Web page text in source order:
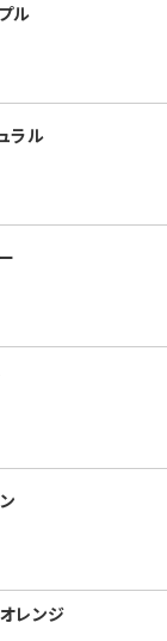
ル
ラル
レンジ